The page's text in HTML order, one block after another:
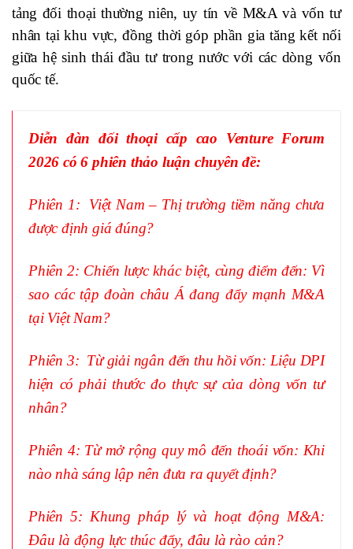
tảng đối thoại thường niên, uy tín về M&A và vốn tư
nhân tại khu vực, đồng thời góp phần gia tăng kết nối
giữa hệ sinh thái đầu tư trong nước với các dòng vốn
quốc tế.
Diễn đàn đối thoại cấp cao Venture Forum
2026 có 6 phiên thảo luận chuyên đề:
Phiên 1: Việt Nam – Thị trường tiềm năng chưa
được định giá đúng?
Phiên 2: Chiến lược khác biệt, cùng điểm đến: Vì
sao các tập đoàn châu Á đang đẩy mạnh M&A
tại Việt Nam?
Phiên 3: Từ giải ngân đến thu hồi vốn: Liệu DPI
hiện có phải thước đo thực sự của dòng vốn tư
nhân?
Phiên 4: Từ mở rộng quy mô đến thoái vốn: Khi
nào nhà sáng lập nên đưa ra quyết định?
Phiên 5: Khung pháp lý và hoạt động M&A:
Đâu là động lực thúc đẩy, đâu là rào cản?